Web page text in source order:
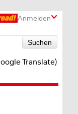
Anmelden
Translate)